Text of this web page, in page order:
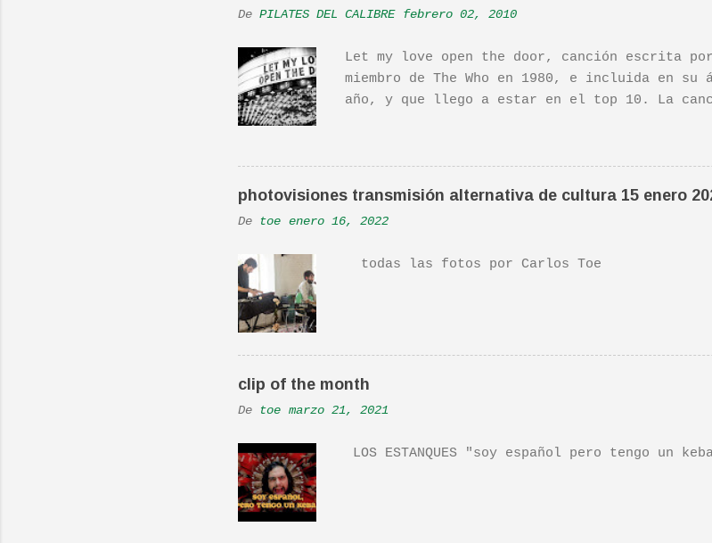
De PILATES DEL CALIBRE febrero 02, 2010
Let my love open the door, canción escrita por
miembro de The Who en 1980, e incluida en su
año, y que llego a estar en el top 10. La
una actuación de Pete. Ayer pude ver una
Real Life". Recomendada por TOE hace unos
En una escena de la peli Dan y su hermano
la Banda sonora, interpretada por Sondre
Versión de este tema de Townshend. PINCHA AQUÍ
photovisiones transmisión alternativa de cultura 15 enero
De toe enero 16, 2022
todas las fotos por Carlos Toe
clip of the month
De toe marzo 21, 2021
LOS ESTANQUES "soy español pero tengo un